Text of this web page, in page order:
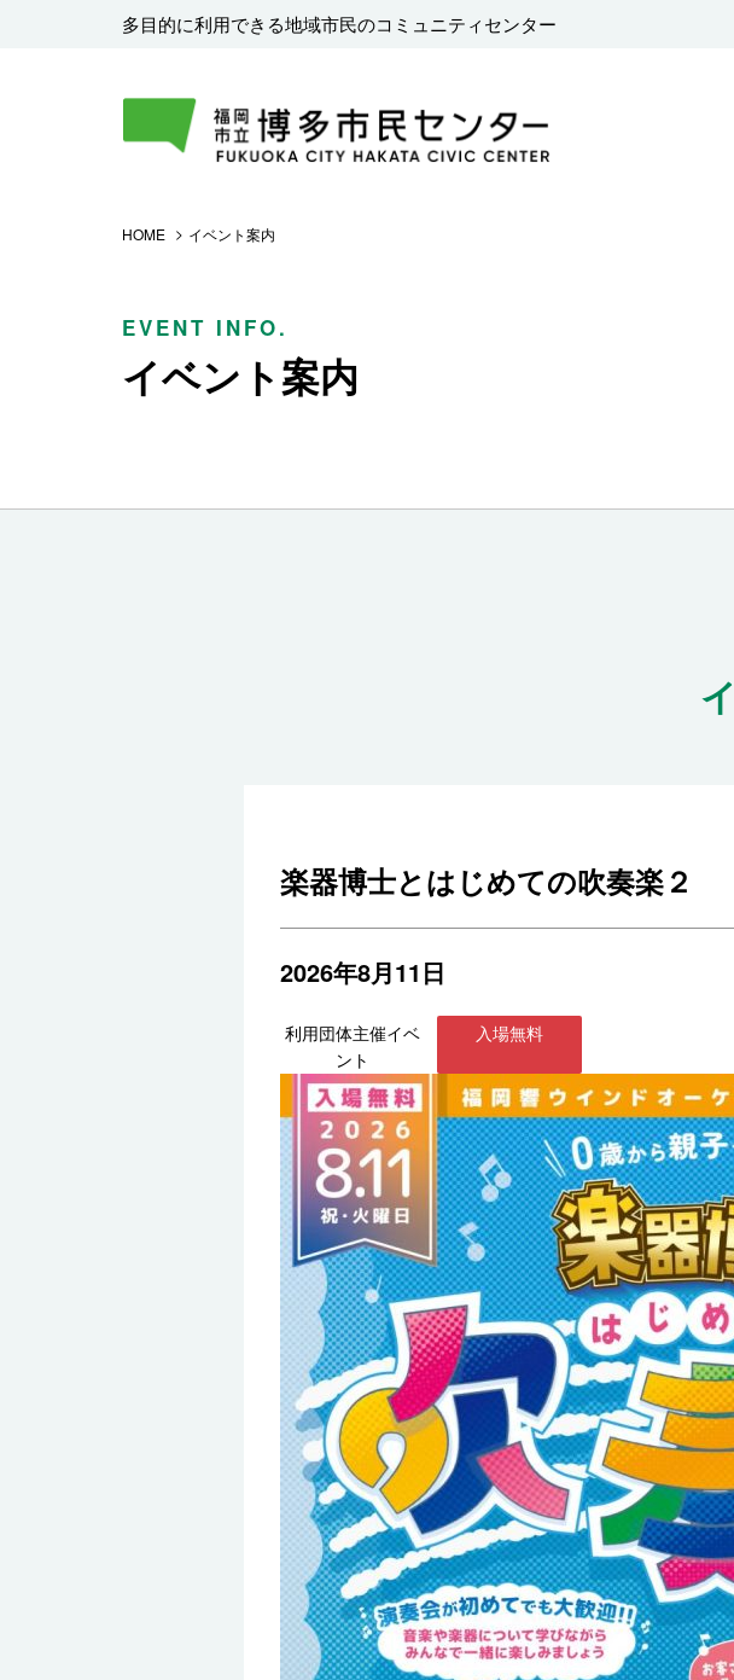
多目的に利用できる地域市民のコミュニティセンター
HOME イベント案内
EVENT INFO.
イベント案内
楽器博士とはじめての吹奏楽２
2026年8月11日
利用団体主催イベ
ント
入場無料